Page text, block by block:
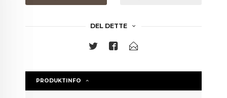
DEL DETTE
PRODUKTINFO